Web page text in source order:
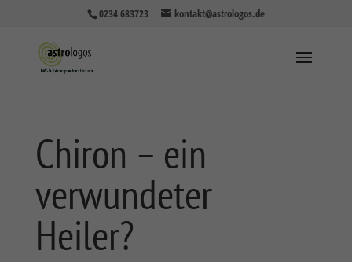
0234 683723 kontakt@astrologos.de
Chiron – ein
verwundeter
Heiler?